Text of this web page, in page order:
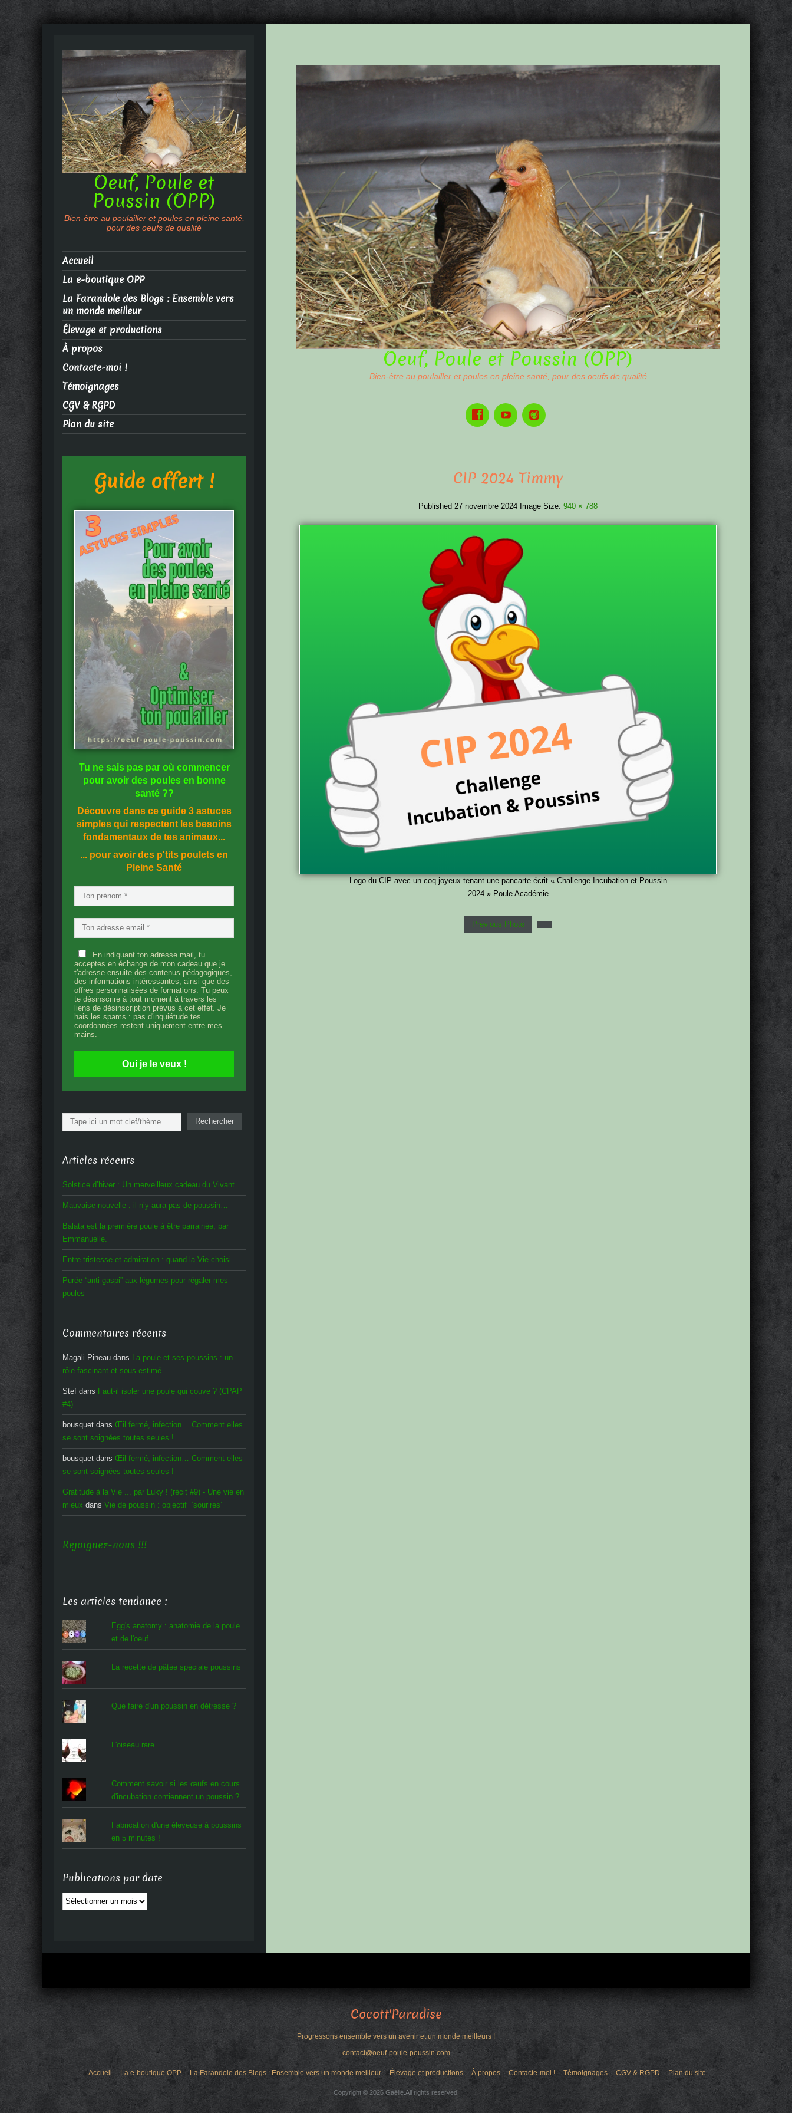
Oeuf, Poule et Poussin (OPP)
Bien-être au poulailler et poules en pleine santé, pour des oeufs de qualité
CIP 2024 Timmy
Published27 novembre 2024 Image Size:940 × 788
Logo du CIP avec un coq joyeux tenant une pancarte écrit « Challenge Incubation et Poussin
2024 » Poule Académie
Previous Photo
Oeuf, Poule et
Poussin (OPP)
Bien-être au poulailler et poules en pleine santé,
pour des oeufs de qualité
Accueil
La e-boutique OPP
La Farandole des Blogs : Ensemble vers
un monde meilleur
Élevage et productions
À propos
Contacte-moi !
Témoignages
CGV & RGPD
Plan du site
Guide offert !
Tu ne sais pas par où commencer
pour avoir des poules en bonne
santé??
Découvre dans ce guide 3 astuces
simples qui respectent les besoins
fondamentaux de tes animaux...
... pour avoir des p'tits poulets en
Pleine Santé
En indiquant ton adresse mail, tu
acceptes en échange de mon cadeau que je
t'adresse ensuite des contenus pédagogiques,
des informations intéressantes, ainsi que des
offres personnalisées de formations. Tu peux
te désinscrire à tout moment à travers les
liens de désinscription prévus à cet effet. Je
hais les spams : pas d'inquiétude tes
coordonnées restent uniquement entre mes
mains.
Oui je le veux !
Rechercher Rechercher
Articles récents
Solstice d’hiver : Un merveilleux cadeau du Vivant
Mauvaise nouvelle : il n’y aura pas de poussin…
Balata est la première poule à être parrainée, par
Emmanuelle.
Entre tristesse et admiration : quand la Vie choisi.
Purée “anti-gaspi” aux légumes pour régaler mes
poules
Commentaires récents
Magali Pineau dans La poule et ses poussins : un
rôle fascinant et sous-estimé
Stef dans Faut-il isoler une poule qui couve ? (CPAP
#4)
bousquet dans Œil fermé, infection… Comment elles
se sont soignées toutes seules !
bousquet dans Œil fermé, infection… Comment elles
se sont soignées toutes seules !
Gratitude à la Vie ... par Luky ! (récit #9) - Une vie en
mieux dans Vie de poussin : objectif ‘sourires’
Rejoignez-nous !!!
Les articles tendance :
Egg's anatomy : anatomie de la poule
et de l'oeuf
La recette de pâtée spéciale poussins
Que faire d'un poussin en détresse ?
L'oiseau rare
Comment savoir si les œufs en cours
d'incubation contiennent un poussin ?
Fabrication d'une éleveuse à poussins
en 5 minutes !
Publications par date
Publications
par
Cocott'Paradise
Progressons ensemble vers un avenir et un monde meilleurs !
---
contact@oeuf-poule-poussin.com
Accueil La e-boutique OPP La Farandole des Blogs : Ensemble vers un monde meilleur Élevage et productions À propos Contacte-moi ! Témoignages CGV & RGPD Plan du site
Copyright © 2026 Gaëlle.All rights reserved.